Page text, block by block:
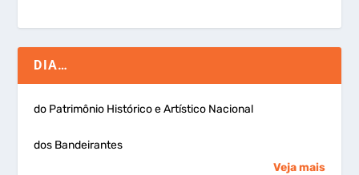
DIA…
do Patrimônio Histórico e Artístico Nacional
dos Bandeirantes
Veja mais